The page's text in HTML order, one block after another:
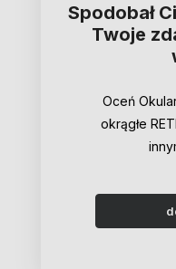
Spodobał
Twoje
Oceń
okrągłe